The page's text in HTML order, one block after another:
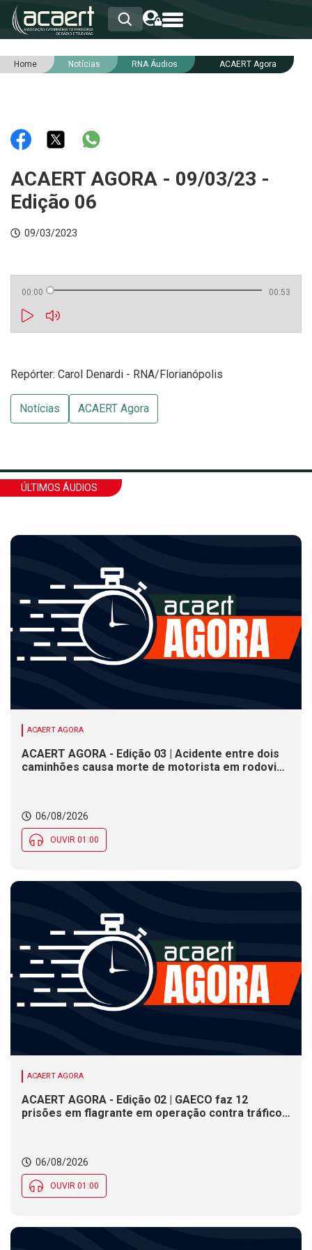
HOME
RNA
NOTÍCIAS
INTEGRIDADE
Home Notícias RNA Áudios ACAERT Agora
ACAERT AGORA - 09/03/23 -
Edição 06
09/03/2023
00:00 00:53
Repórter: Carol Denardi - RNA/Florianópolis
Notícias ACAERT Agora
ÚLTIMOS ÁUDIOS
ACAERT AGORA
ACAERT AGORA - Edição 03 | Acidente entre dois
caminhões causa morte de motorista em rodovia
quinta (6) em SC
06/08/2026
OUVIR 01:00
ACAERT AGORA
ACAERT AGORA - Edição 02 | GAECO faz 12
prisões em flagrante em operação contra tráfico
cerâmica em SC
06/08/2026
OUVIR 01:00